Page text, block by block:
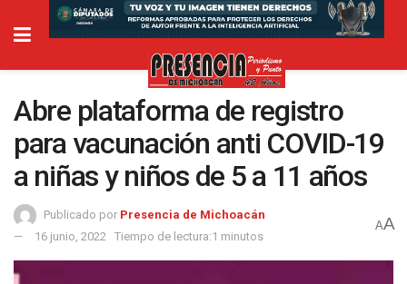
Abre plataforma de registro
para vacunación anti COVID-19
a niñas y niños de 5 a 11 años
Publicado por Presencia de Michoacán
16 junio, 2022
Tiempo de lectura:1 minutos
AA